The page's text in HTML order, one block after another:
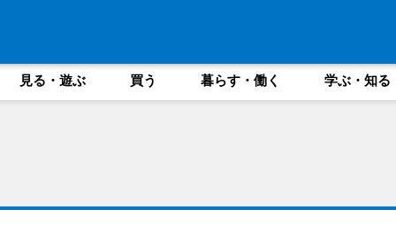
見る・遊ぶ 買う 暮らす・働く 学ぶ・知る